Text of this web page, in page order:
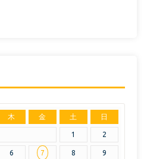
木 金 土 日
1 2
6 7 8 9